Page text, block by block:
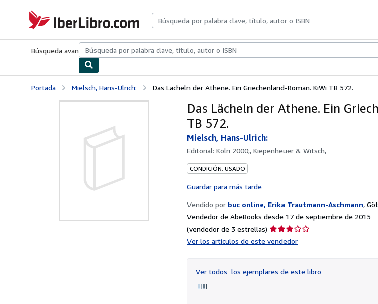
IberLibro.com
Búsqueda avanzadaColecciones Libros antiguosArte y coleccionismo
Portada Mielsch, Hans-Ulrich: Das Lächeln der Athene. Ein Griechenland-Roman. KiWi TB 572.
Das Lächeln der Athene. Ein
TB 572.
Mielsch, Hans-Ulrich:
Editorial: Köln 2000;, Kiepenheuer & Witsch,
CONDICIÓN: USADO
Guardar para más tarde
Vendido por buc online, Erika Trautmann-Aschmann,
Vendedor de AbeBooks desde 17 de septiembre de 2015
(vendedor de 3 estrellas) Calificación
Ver los artículos de este vendedor
Ver todos los ejemplares de este libro